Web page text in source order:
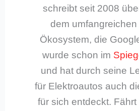
schreibt seit 2008
dem umfangreichen
Ökosystem, die
wurde schon im
und hat durch seine
für Elektroautos auch
für sich entdeckt.